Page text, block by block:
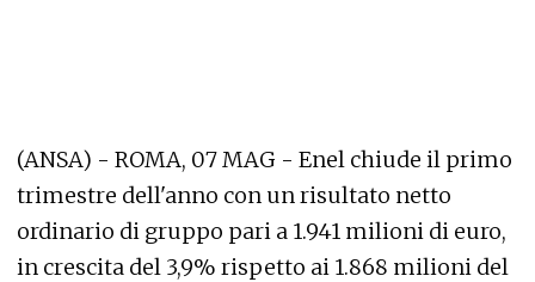
(ANSA) - ROMA, 07 MAG - Enel chiude il primo
trimestre dell'anno con un risultato netto
ordinario di gruppo pari a 1.941 milioni di euro,
in crescita del 3,9% rispetto ai 1.868 milioni del